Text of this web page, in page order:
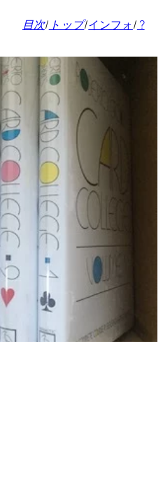
目次/ トップ/インフォ/ ?